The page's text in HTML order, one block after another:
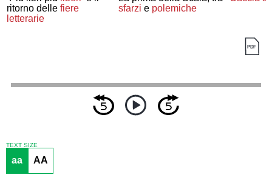
ritorno dellefiere
letterarie
sfarzi e polemiche
TEXT SIZE
aa AA